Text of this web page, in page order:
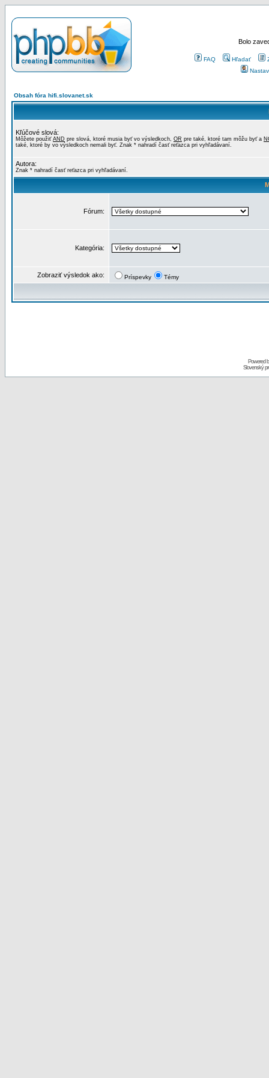
Bolo
FAQ Hľadať
Obsah fóra hifi.slovanet.sk
Kľúčové slová:
Môžete použiť AND pre slová, ktoré musia byť vo výsledkoch, OR pre také, ktoré tam môžu byť a
také, ktoré by vo výsledkoch nemali byť. Znak * nahradí časť reťazca pri vyhľadávaní.
Autora:
Znak * nahradí časť reťazca pri vyhľadávaní.
Fórum:
Kategória:
Zobraziť výsledok ako: Príspevky Témy
Powered
Slovenský